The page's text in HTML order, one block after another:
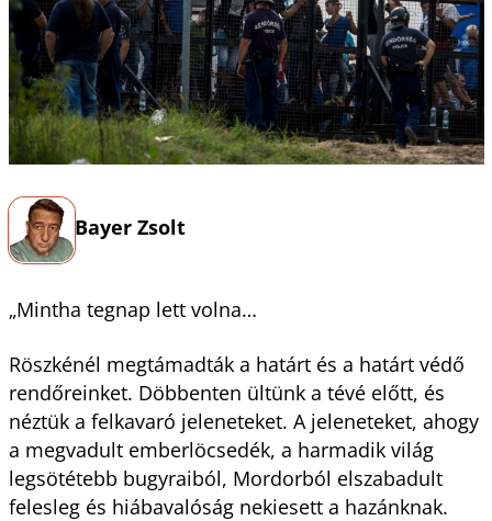
Bayer Zsolt
„Mintha tegnap lett volna…
Röszkénél megtámadták a határt és a határt védő
rendőreinket. Döbbenten ültünk a tévé előtt, és
néztük a felkavaró jeleneteket. A jeleneteket, ahogy
a megvadult emberlöcsedék, a harmadik világ
legsötétebb bugyraiból, Mordorból elszabadult
felesleg és hiábavalóság nekiesett a hazánknak.